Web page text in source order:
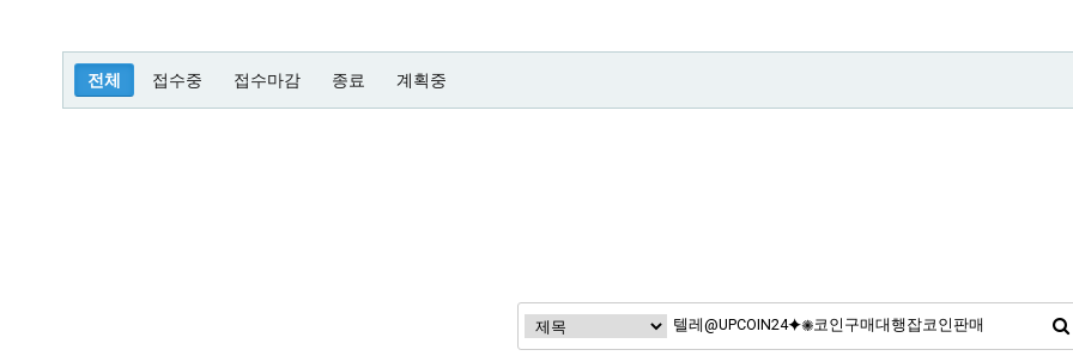
전체 접수중 접수마감 종료 계획중